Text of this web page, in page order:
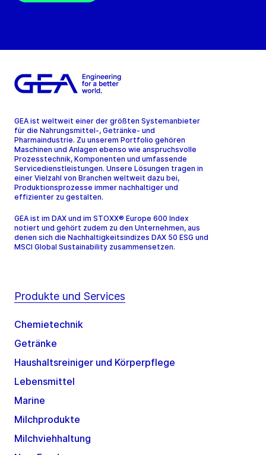
GEA ist weltweit einer der größten Systemanbieter
für die Nahrungsmittel-, Getränke- und
Pharmaindustrie. Zu unserem Portfolio gehören
Maschinen und Anlagen ebenso wie anspruchsvolle
Prozesstechnik, Komponenten und umfassende
Servicedienstleistungen. Unsere Lösungen tragen in
einer Vielzahl von Branchen weltweit dazu bei,
Produktionsprozesse immer nachhaltiger und
effizienter zu gestalten.
GEA ist im DAX und im STOXX® Europe 600 Index
notiert und gehört zudem zu den Unternehmen, aus
denen sich die Nachhaltigkeitsindizes DAX 50 ESG und
MSCI Global Sustainability zusammensetzen.
Produkte und Services
Chemietechnik
Getränke
Haushaltsreiniger und Körperpflege
Lebensmittel
Marine
Milchprodukte
Milchviehhaltung